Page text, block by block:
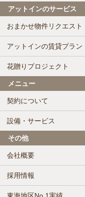
アットインのサービス
おまかせ物件リクエスト
アットインの賃貸プラン
花贈りプロジェクト
メニュー
契約について
設備・サービス
その他
会社概要
採用情報